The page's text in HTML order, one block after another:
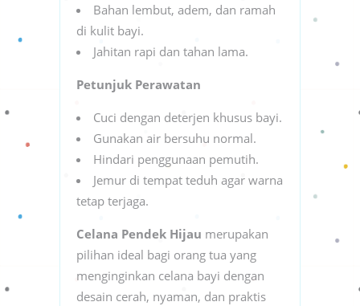
Bahan lembut, adem, dan ramah
di kulit bayi.
Jahitan rapi dan tahan lama.
Petunjuk Perawatan
Cuci dengan deterjen khusus bayi.
Gunakan air bersuhu normal.
Hindari penggunaan pemutih.
Jemur di tempat teduh agar warna
tetap terjaga.
Celana Pendek Hijau merupakan
pilihan ideal bagi orang tua yang
menginginkan celana bayi dengan
desain cerah, nyaman, dan praktis